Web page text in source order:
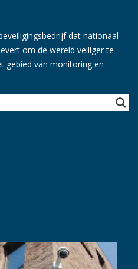
dat nationaal
om de wereld veiliger te
gebied van monitoring en